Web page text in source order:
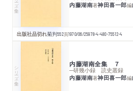
内藤湖南著神田喜一郎編
出版社品切れ菊判552頁1970/06/25978-4-480-75512-4
シリーズ・全集 内藤湖南全集 ７
─研幾小録 読史叢録
内藤湖南著神田喜一郎編